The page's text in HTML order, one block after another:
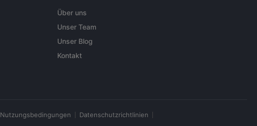
Über uns
Unser Team
Unser Blog
Kontakt
Nutzungsbedingungen Datenschutzrichtlinien